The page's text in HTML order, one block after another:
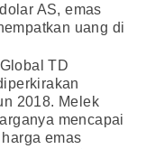
AS, emas
uang di
TD
2018. Melek
mencapai
emas